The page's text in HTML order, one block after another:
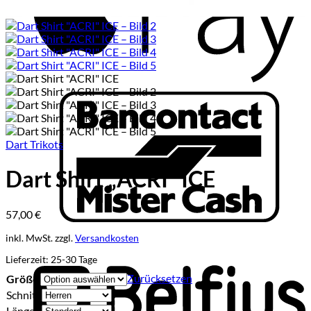
Dart Trikots
Dart Shirt „ACRI“ ICE
57,00€
inkl. MwSt.zzgl.Versandkosten
Lieferzeit: 25-30 Tage
Größe
Zurücksetzen
Schnitt